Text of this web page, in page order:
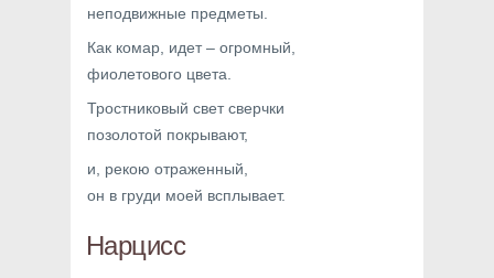
неподвижные предметы.
Как комар, идет – огромный,
фиолетового цвета.
Тростниковый свет сверчки
позолотой покрывают,
и, рекою отраженный,
он в груди моей всплывает.
Нарцисс